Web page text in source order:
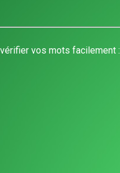
vos mots facilement :